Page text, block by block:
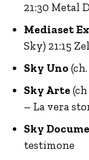
21:30 Metal
Mediaset
Sky) 21:15
Sky Uno
Sky Arte
– La vera
Sky
testimone